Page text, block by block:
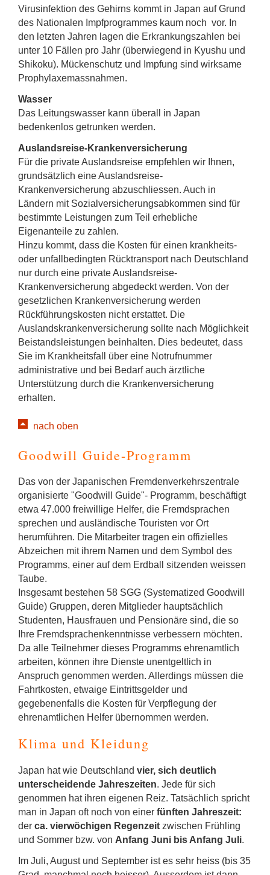
Virusinfektion des Gehirns kommt in Japan auf Grund
des Nationalen Impfprogrammes kaum noch vor. In
den letzten Jahren lagen die Erkrankungszahlen bei
unter 10 Fällen pro Jahr (überwiegend in Kyushu und
Shikoku). Mückenschutz und Impfung sind wirksame
Prophylaxemassnahmen.
Wasser
Das Leitungswasser kann überall in Japan
bedenkenlos getrunken werden.
Auslandsreise-Krankenversicherung
Für die private Auslandsreise empfehlen wir Ihnen,
grundsätzlich eine Auslandsreise-
Krankenversicherung abzuschliessen. Auch in
Ländern mit Sozialversicherungsabkommen sind für
bestimmte Leistungen zum Teil erhebliche
Eigenanteile zu zahlen.
Hinzu kommt, dass die Kosten für einen krankheits-
oder unfallbedingten Rücktransport nach Deutschland
nur durch eine private Auslandsreise-
Krankenversicherung abgedeckt werden. Von der
gesetzlichen Krankenversicherung werden
Rückführungskosten nicht erstattet. Die
Auslandskrankenversicherung sollte nach Möglichkeit
Beistandsleistungen beinhalten. Dies bedeutet, dass
Sie im Krankheitsfall über eine Notrufnummer
administrative und bei Bedarf auch ärztliche
Unterstützung durch die Krankenversicherung
erhalten.
nach oben
Goodwill Guide-Programm
Das von der Japanischen Fremdenverkehrszentrale
organisierte "Goodwill Guide"- Programm, beschäftigt
etwa 47.000 freiwillige Helfer, die Fremdsprachen
sprechen und ausländische Touristen vor Ort
herumführen. Die Mitarbeiter tragen ein offizielles
Abzeichen mit ihrem Namen und dem Symbol des
Programms, einer auf dem Erdball sitzenden weissen
Taube.
Insgesamt bestehen 58 SGG (Systematized Goodwill
Guide) Gruppen, deren Mitglieder hauptsächlich
Studenten, Hausfrauen und Pensionäre sind, die so
Ihre Fremdsprachenkenntnisse verbessern möchten.
Da alle Teilnehmer dieses Programms ehrenamtlich
arbeiten, können ihre Dienste unentgeltlich in
Anspruch genommen werden. Allerdings müssen die
Fahrtkosten, etwaige Eintrittsgelder und
gegebenenfalls die Kosten für Verpflegung der
ehrenamtlichen Helfer übernommen werden.
Klima und Kleidung
Japan hat wie Deutschland vier, sich deutlich
unterscheidende Jahreszeiten. Jede für sich
genommen hat ihren eigenen Reiz. Tatsächlich spricht
man in Japan oft noch von einer fünften Jahreszeit:
der ca. vierwöchigen Regenzeit zwischen Frühling
und Sommer bzw. von Anfang Juni bis Anfang Juli.
Im Juli, August und September ist es sehr heiss (bis 35